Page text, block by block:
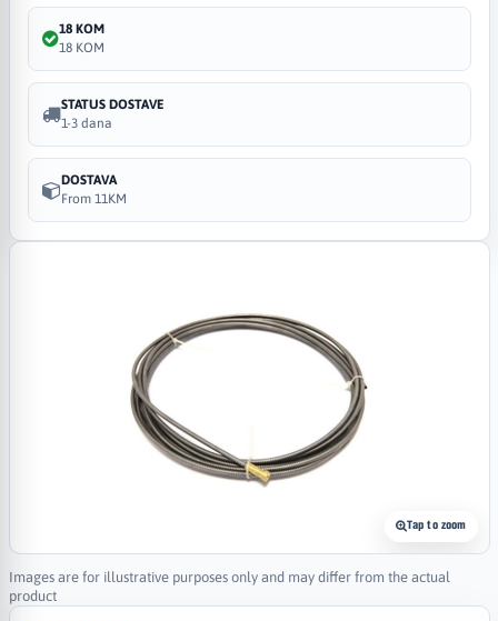
Tap to zoom
Images are for illustrative purposes only and may differ from the actual
product
18 KOM
18 KOM
STATUS DOSTAVE
1-3 dana
DOSTAVA
From 11KM